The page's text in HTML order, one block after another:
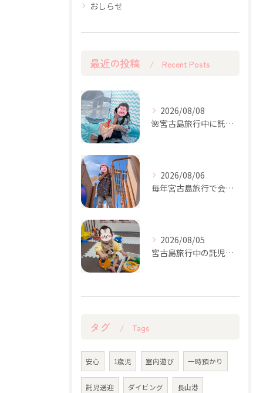
おしらせ
最近の投稿 Recent Posts
2026/08/08
🌺宮古島旅行中に託児を利用したい方へ｜ダイビング・観光・ゴルフ・お食事などに
2026/08/06
毎年宮古島旅行で会える成長が楽しみな女の子♡今年も遊びに来てくれました！
2026/08/05
宮古島旅行中の託児♪可愛い男の子が遊びに来てくれました♡
タグ Tags
安心 1歳児 室内遊び 一時預かり
託児送迎 ダイビング 長山港